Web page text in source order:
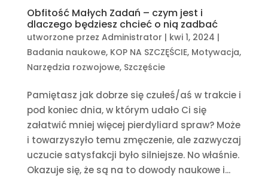
Obfitość Małych Zadań – czym jest i
dlaczego będziesz chcieć o nią zadbać
utworzone przez Administrator | kwi 1, 2024 |
Badania naukowe, KOP NA SZCZĘŚCIE, Motywacja,
Narzędzia rozwojowe, Szczęście
Pamiętasz jak dobrze się czułeś/aś w trakcie i
pod koniec dnia, w którym udało Ci się
załatwić mniej więcej pierdyliard spraw? Może
i towarzyszyło temu zmęczenie, ale zazwyczaj
uczucie satysfakcji było silniejsze. No właśnie.
Okazuje się, że są na to dowody naukowe i...